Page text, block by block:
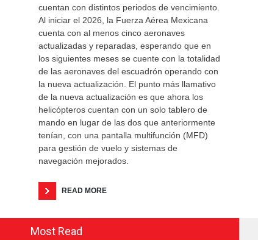
cuentan con distintos periodos de vencimiento.
Al iniciar el 2026, la Fuerza Aérea Mexicana
cuenta con al menos cinco aeronaves
actualizadas y reparadas, esperando que en
los siguientes meses se cuente con la totalidad
de las aeronaves del escuadrón operando con
la nueva actualización. El punto más llamativo
de la nueva actualización es que ahora los
helicópteros cuentan con un solo tablero de
mando en lugar de las dos que anteriormente
tenían, con una pantalla multifunción (MFD)
para gestión de vuelo y sistemas de
navegación mejorados.
READ MORE
Most Read